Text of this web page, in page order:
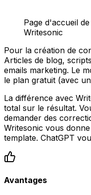
Page d'accueil
Writesonic
Pour la création de
Articles de blog,
emails marketing. Le
le plan gratuit (avec
La différence avec
total sur le résultat.
demander des
Writesonic vous
template. ChatGPT
Avantages